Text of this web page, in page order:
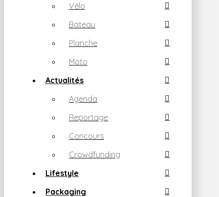
Vélo
Bateau
Planche
Moto
Actualités
Agenda
Reportage
Concours
Crowdfunding
Lifestyle
Packaging